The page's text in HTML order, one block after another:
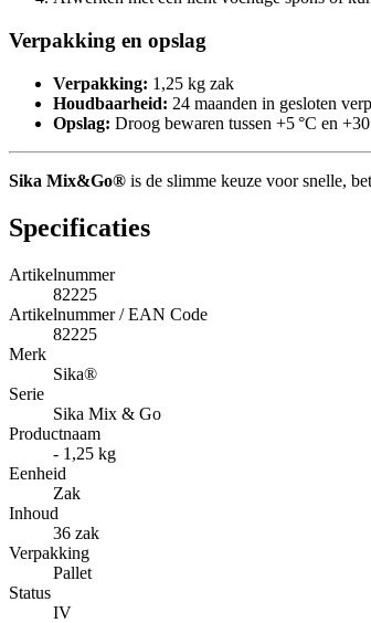
Verpakking en opslag
Verpakking: 1,25 kg zak
Houdbaarheid: 24 maanden in gesloten
Opslag: Droog bewaren tussen +5 °C en
Sika Mix&Go® is de slimme keuze voor snelle,
Specificaties
Artikelnummer
82225
Artikelnummer / EAN Code
82225
Merk
Sika®
Serie
Sika Mix & Go
Productnaam
- 1,25 kg
Eenheid
Zak
Inhoud
36 zak
Verpakking
Pallet
Status
IV